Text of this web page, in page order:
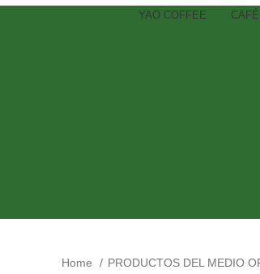
YAO COFFEE CAFÉ
Home PRODUCTOS DEL MEDIO